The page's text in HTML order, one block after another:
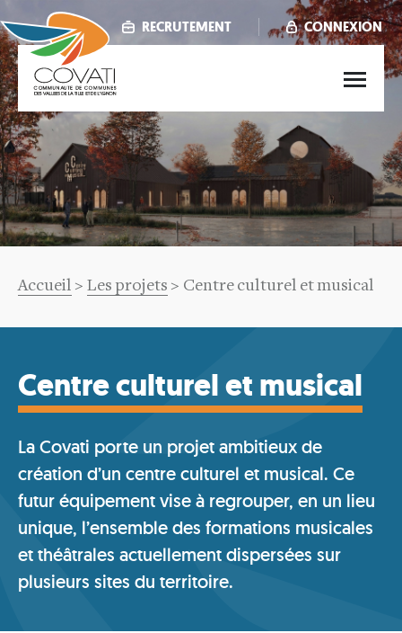
au
contenu
principal
RECRUTEMENT CONNEXION
Main
menu
Fil
Accueil Les projets Centre culturel et musical
Centre culturel et musical
La Covati porte un projet ambitieux de
création d’un centre culturel et musical. Ce
futur équipement vise à regrouper, en un lieu
unique, l’ensemble des formations musicales
et théâtrales actuellement dispersées sur
plusieurs sites du territoire.